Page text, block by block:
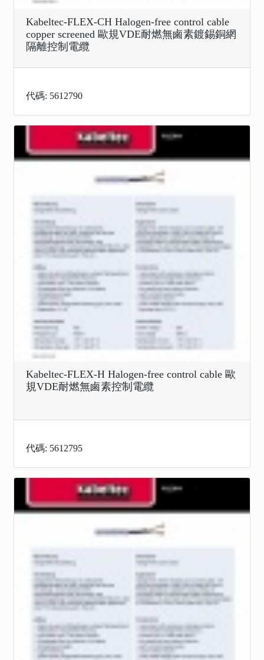
Kabeltec-FLEX-CH Halogen-free control cable
copper screened 歐規VDE耐燃無鹵素鍍錫銅網
隔離控制電纜
代碼: 5612790
Kabeltec-FLEX-H Halogen-free control cable 歐
規VDE耐燃無鹵素控制電纜
代碼: 5612795